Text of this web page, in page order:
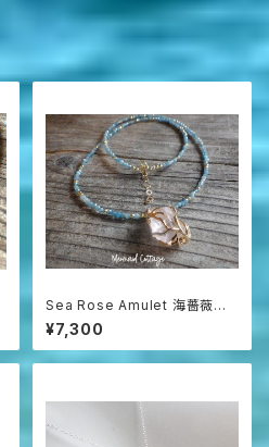
Sea Rose Amulet 海薔薇の
お守り ローズクォーツとアパタ
イトのネックレス
¥7,300